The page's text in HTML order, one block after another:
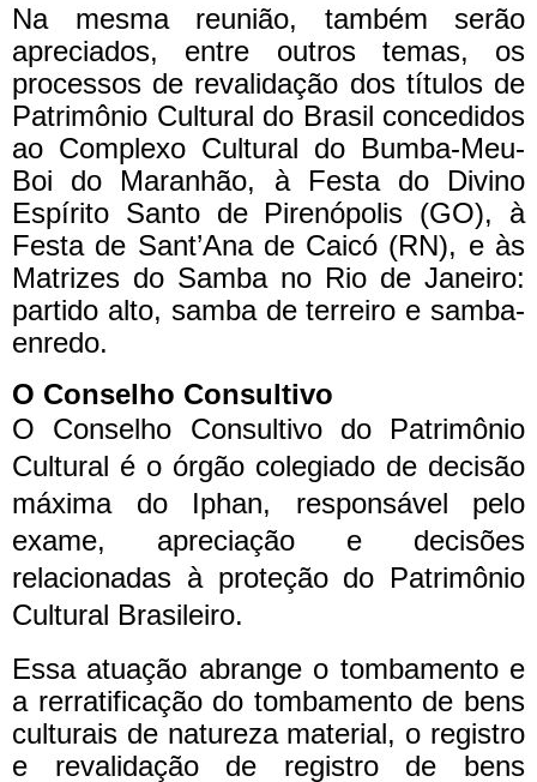
Na mesma reunião, também serão
apreciados, entre outros temas, os
processos de revalidação dos títulos de
Patrimônio Cultural do Brasil concedidos
ao Complexo Cultural do Bumba-Meu-
Boi do Maranhão, à Festa do Divino
Espírito Santo de Pirenópolis (GO), à
Festa de Sant’Ana de Caicó (RN), e às
Matrizes do Samba no Rio de Janeiro:
partido alto, samba de terreiro e samba-
enredo.
O Conselho Consultivo
O Conselho Consultivo do Patrimônio
Cultural é o órgão colegiado de decisão
máxima do Iphan, responsável pelo
exame, apreciação e decisões
relacionadas à proteção do Patrimônio
Cultural Brasileiro.
Essa atuação abrange o tombamento e
a rerratificação do tombamento de bens
culturais de natureza material, o registro
e revalidação de registro de bens